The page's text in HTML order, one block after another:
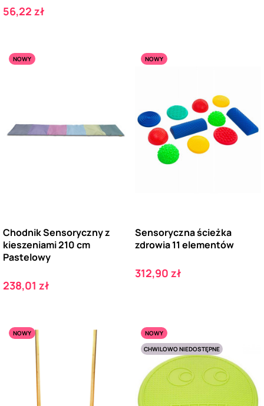
Cena
56,22 zł
NOWY
Chodnik Sensoryczny z
kieszeniami 210 cm
Pastelowy
Cena
238,01 zł
NOWY
Sensoryczna ścieżka
zdrowia 11 elementów
Cena
312,90 zł
NOWY
NOWY
CHWILOWO NIEDOSTĘPNE